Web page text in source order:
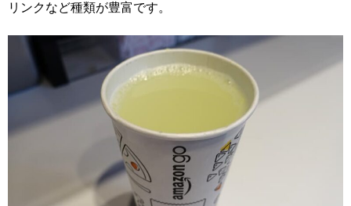
リンクなど種類が豊富です。